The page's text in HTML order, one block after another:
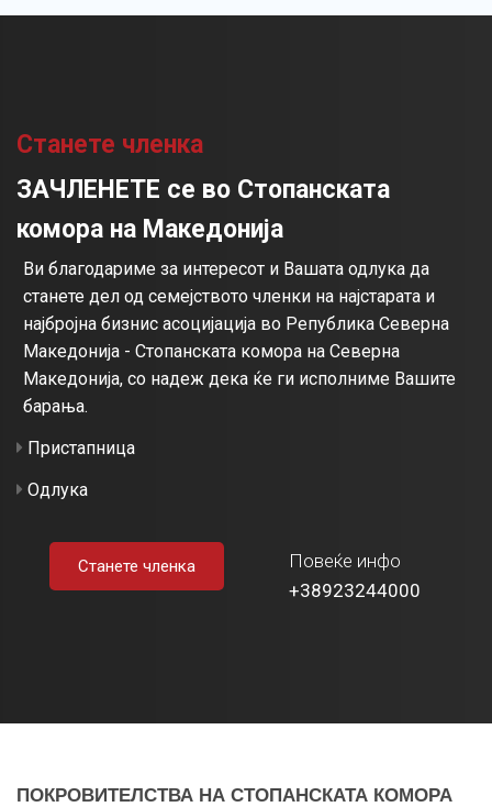
Станете членка
ЗАЧЛЕНЕТЕ се во Стопанската
комора на Македонија
Ви благодариме за интересот и Вашата одлука да
станете дел од семејството членки на најстарата и
најбројна бизнис асоцијација во Република Северна
Македонија - Стопанската комора на Северна
Македонија, со надеж дека ќе ги исполниме Вашите
барања.
Пристапница
Одлука
Станете членка
Повеќе инфо
+38923244000
ПОКРОВИТЕЛСТВА НА СТОПАНСКАТА КОМОРА